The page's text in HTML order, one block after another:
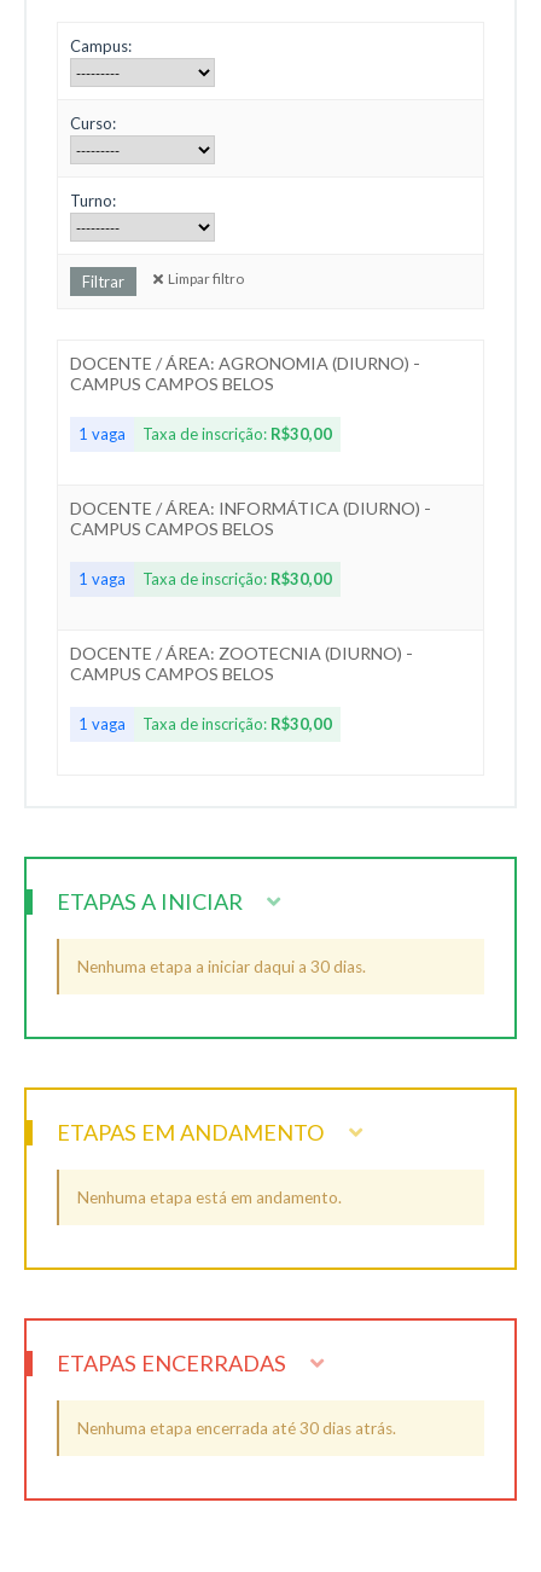
Campus:
Curso:
Turno:
Limpar filtro
DOCENTE / ÁREA: AGRONOMIA (DIURNO) -
CAMPUS CAMPOS BELOS
1 vaga Taxa de inscrição: R$30,00
DOCENTE / ÁREA: INFORMÁTICA (DIURNO) -
CAMPUS CAMPOS BELOS
1 vaga Taxa de inscrição: R$30,00
DOCENTE / ÁREA: ZOOTECNIA (DIURNO) -
CAMPUS CAMPOS BELOS
1 vaga Taxa de inscrição: R$30,00
ETAPAS A INICIAR
Nenhuma etapa a iniciar daqui a 30 dias.
ETAPAS EM ANDAMENTO
Nenhuma etapa está em andamento.
ETAPAS ENCERRADAS
Nenhuma etapa encerrada até 30 dias atrás.